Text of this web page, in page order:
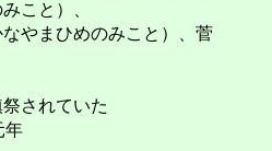
こと）、
ひめのみこと）、菅
されていた
年